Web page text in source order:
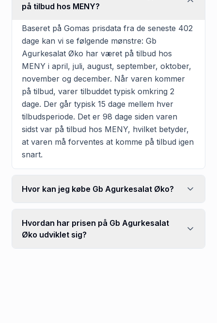
på tilbud hos MENY?
Baseret på Gomas prisdata fra de seneste 402
dage kan vi se følgende mønstre: Gb
Agurkesalat Øko har været på tilbud hos
MENY i april, juli, august, september, oktober,
november og december. Når varen kommer
på tilbud, varer tilbuddet typisk omkring 2
dage. Der går typisk 15 dage mellem hver
tilbudsperiode. Det er 98 dage siden varen
sidst var på tilbud hos MENY, hvilket betyder,
at varen må forventes at komme på tilbud igen
snart.
Hvor kan jeg købe Gb Agurkesalat Øko?
Hvordan har prisen på Gb Agurkesalat
Øko udviklet sig?